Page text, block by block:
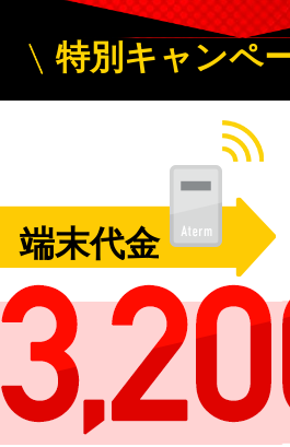
特別キャンペ
端末代金